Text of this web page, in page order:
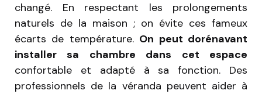
changé. En respectant les prolongements
naturels de la maison ; on évite ces fameux
écarts de température. On peut dorénavant
installer sa chambre dans cet espace
confortable et adapté à sa fonction. Des
professionnels de la véranda peuvent aider à